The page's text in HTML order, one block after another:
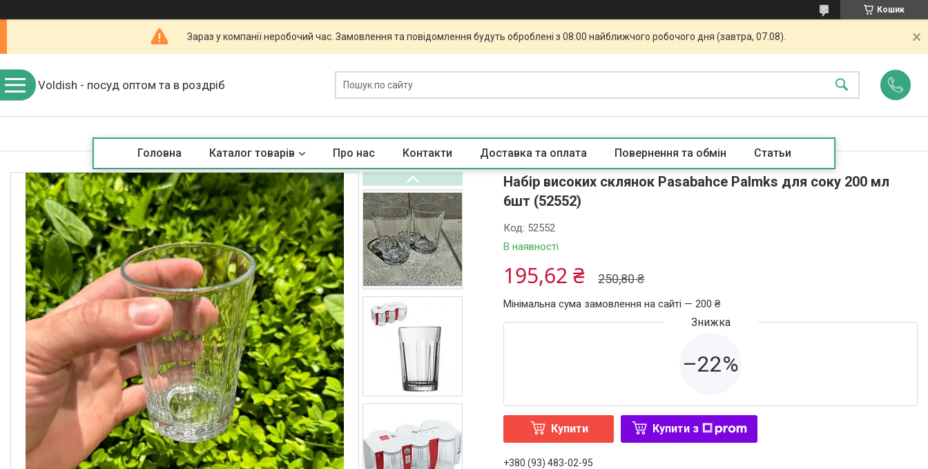
Кошик
Зараз у компанії неробочий час. Замовлення та повідомлення будуть оброблені з 08:00 найближчого робочого дня (завтра, 07.08).
Voldish - посуд оптом та в роздріб
Головна Каталог товарів Про нас Контакти Доставка та оплата Повернення та обмін Статьи
Набір високих склянок Pasabahce Palmks для соку 200 мл
6шт (52552)
В наявності
Код: 52552
250,80 ₴
195,62 ₴
Мінімальна сума замовлення на сайті — 200 ₴
–22%
Купити Купити з
+380 (93) 483-02-95